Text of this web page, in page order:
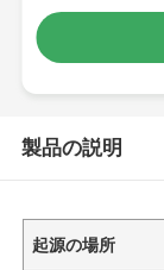
製品の説明
起源の場所